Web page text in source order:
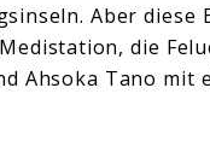
Aber
die
Ahsoka Tano mit